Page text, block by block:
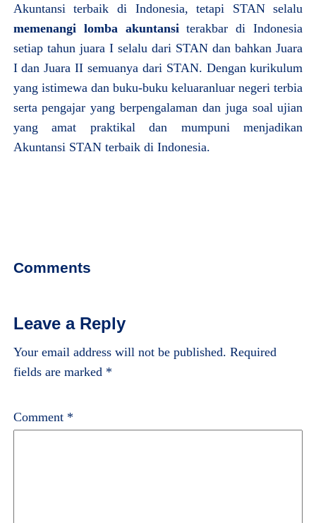
Akuntansi terbaik di Indonesia, tetapi STAN selalu
memenangi lomba akuntansi terakbar di Indonesia
setiap tahun juara I selalu dari STAN dan bahkan Juara
I dan Juara II semuanya dari STAN. Dengan kurikulum
yang istimewa dan buku-buku keluaranluar negeri terbia
serta pengajar yang berpengalaman dan juga soal ujian
yang amat praktikal dan mumpuni menjadikan
Akuntansi STAN terbaik di Indonesia.
Comments
Leave a Reply
Your email address will not be published. Required
fields are marked *
Comment *